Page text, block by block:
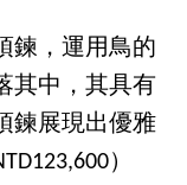
鍊，運用鳥的
其中，其具有
鍊展現出優雅
）